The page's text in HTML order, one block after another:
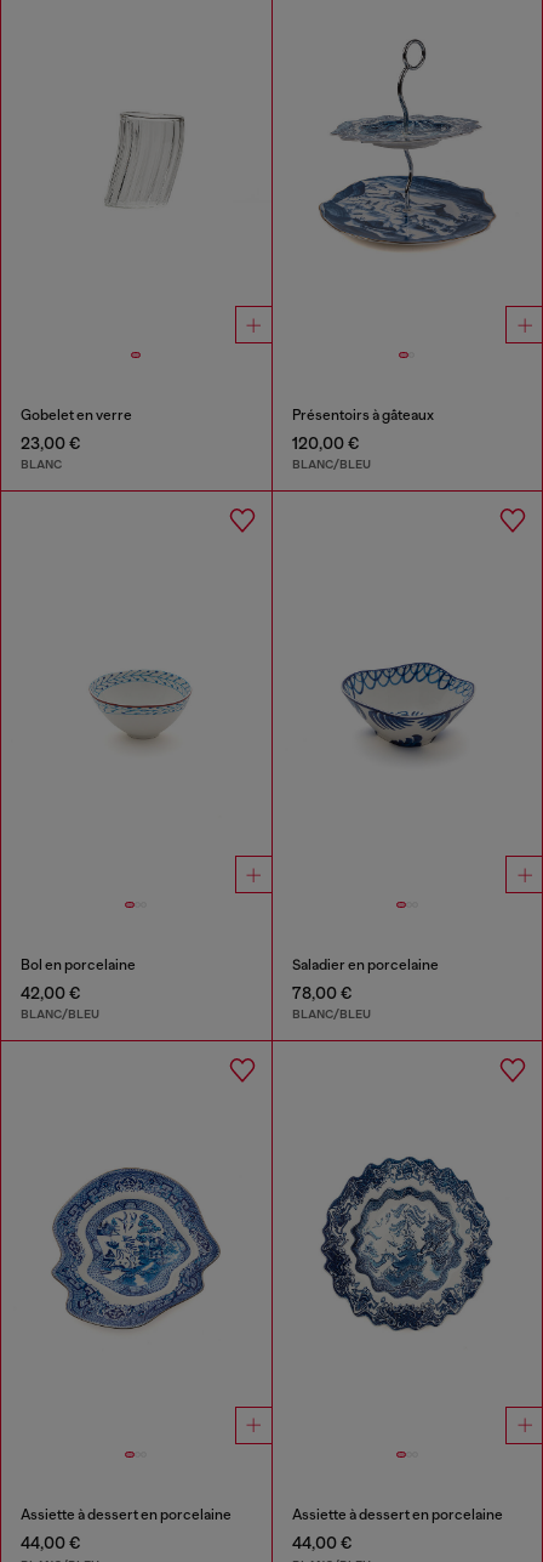
Gobelet en verre
23,00 €
BLANC
Présentoirs à gâteaux
120,00 €
BLANC/BLEU
Bol en porcelaine
42,00 €
BLANC/BLEU
Saladier en porcelaine
78,00 €
BLANC/BLEU
Assiette à dessert en porcelaine
44,00 €
Assiette à dessert en porcelaine
44,00 €